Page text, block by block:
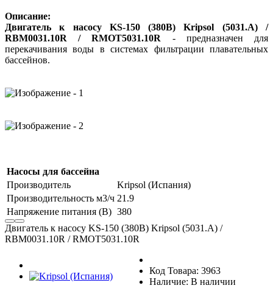
Описание:
Двигатель к насосу KS-150 (380В) Kripsol (5031.A) /
RBM0031.10R / RMOT5031.10R - предназначен для
перекачивания воды в системах фильтрации плавательных
бассейнов.
Насосы для бассейна
Производитель
Kripsol (Испания)
Производительность м3/ч 21.9
Напряжение питания (В) 380
Двигатель к насосу KS-150 (380В) Kripsol (5031.A) /
RBM0031.10R / RMOT5031.10R
Код Товара: 3963
Наличие: В наличии